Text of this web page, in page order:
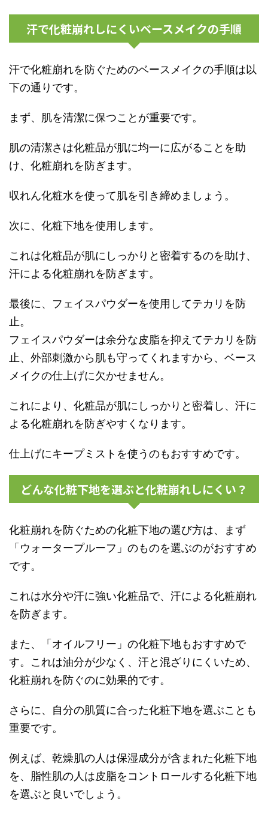
汗で化粧崩れしにくいベースメイクの手順
汗で化粧崩れを防ぐためのベースメイクの手順は以
下の通りです。
まず、肌を清潔に保つことが重要です。
肌の清潔さは化粧品が肌に均一に広がることを助
け、化粧崩れを防ぎます。
収れん化粧水を使って肌を引き締めましょう。
次に、化粧下地を使用します。
これは化粧品が肌にしっかりと密着するのを助け、
汗による化粧崩れを防ぎます。
最後に、フェイスパウダーを使用してテカリを防
止。
フェイスパウダーは余分な皮脂を抑えてテカリを防
止、外部刺激から肌も守ってくれますから、ベース
メイクの仕上げに欠かせません。
これにより、化粧品が肌にしっかりと密着し、汗に
よる化粧崩れを防ぎやすくなります。
仕上げにキープミストを使うのもおすすめです。
どんな化粧下地を選ぶと化粧崩れしにくい？
化粧崩れを防ぐための化粧下地の選び方は、まず
「ウォータープルーフ」のものを選ぶのがおすすめ
です。
これは水分や汗に強い化粧品で、汗による化粧崩れ
を防ぎます。
また、「オイルフリー」の化粧下地もおすすめで
す。これは油分が少なく、汗と混ざりにくいため、
化粧崩れを防ぐのに効果的です。
さらに、自分の肌質に合った化粧下地を選ぶことも
重要です。
例えば、乾燥肌の人は保湿成分が含まれた化粧下地
を、脂性肌の人は皮脂をコントロールする化粧下地
を選ぶと良いでしょう。